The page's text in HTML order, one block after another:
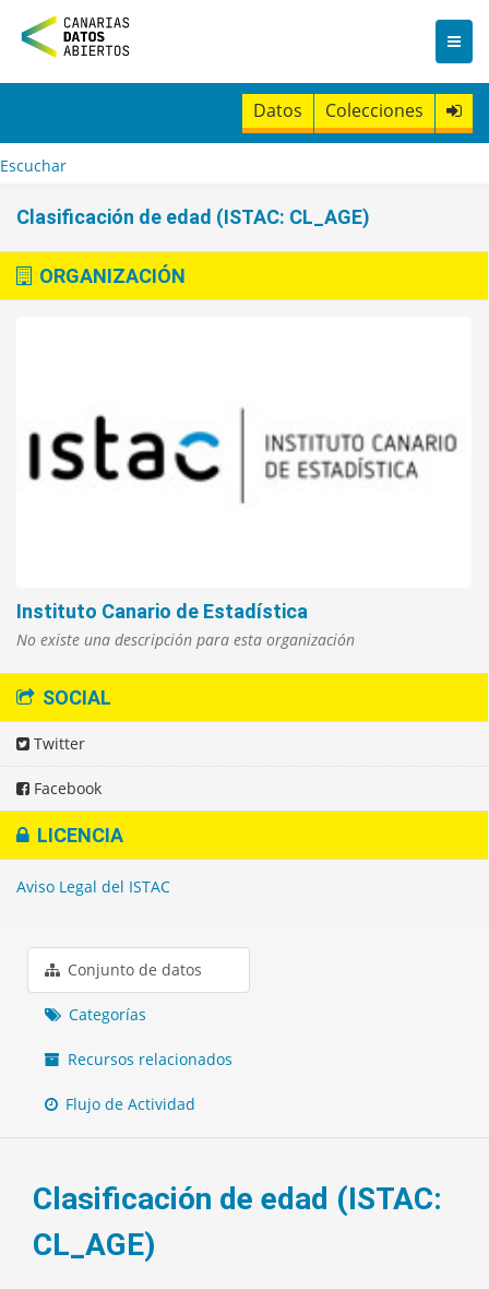
n
t
d
Datos Colecciones
Escuchar
Clasificación de edad (ISTAC: CL_AGE)
ORGANIZACIÓN
Instituto Canario de Estadística
No existe una descripción para esta organización
SOCIAL
Twitter
Facebook
LICENCIA
Aviso Legal del ISTAC
Conjunto de datos
Categorías
Recursos relacionados
Flujo de Actividad
Clasificación de edad (ISTAC:
CL_AGE)